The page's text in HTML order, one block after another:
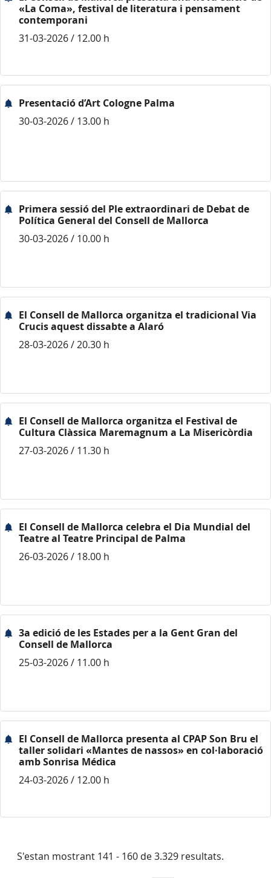
«La Coma», festival de literatura i pensament
contemporani
31-03-2026 / 12.00 h
Presentació d’Art Cologne Palma
30-03-2026 / 13.00 h
Primera sessió del Ple extraordinari de Debat de
Política General del Consell de Mallorca
30-03-2026 / 10.00 h
El Consell de Mallorca organitza el tradicional Via
Crucis aquest dissabte a Alaró
28-03-2026 / 20.30 h
El Consell de Mallorca organitza el Festival de
Cultura Clàssica Maremagnum a La Misericòrdia
27-03-2026 / 11.30 h
El Consell de Mallorca celebra el Dia Mundial del
Teatre al Teatre Principal de Palma
26-03-2026 / 18.00 h
3a edició de les Estades per a la Gent Gran del
Consell de Mallorca
25-03-2026 / 11.00 h
El Consell de Mallorca presenta al CPAP Son Bru el
taller solidari «Mantes de nassos» en col·laboració
amb Sonrisa Médica
24-03-2026 / 12.00 h
S'estan mostrant 141 - 160 de 3.329 resultats.